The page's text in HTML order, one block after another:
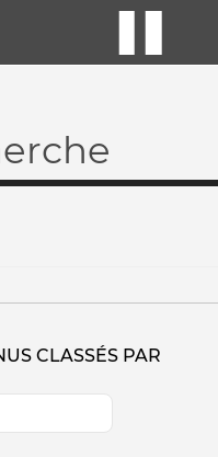
CLASSÉS PAR